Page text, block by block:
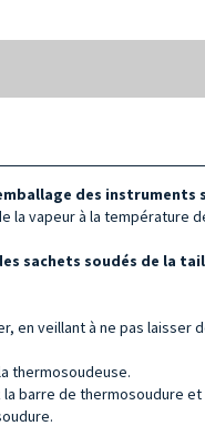
des instruments
la vapeur à la température
sachets soudés de la
veillant à ne pas
thermosoudeuse.
barre de thermosoudure et